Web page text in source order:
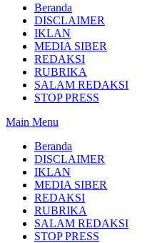
Beranda
DISCLAIMER
IKLAN
MEDIA SIBER
REDAKSI
RUBRIKA
SALAM REDAKSI
STOP PRESS
Main Menu
Beranda
DISCLAIMER
IKLAN
MEDIA SIBER
REDAKSI
RUBRIKA
SALAM REDAKSI
STOP PRESS